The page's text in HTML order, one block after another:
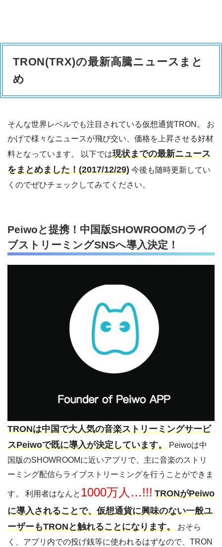
TRON(TRX)の最新高騰ニュースまと
め
そんな世界レベルでも注目されている仮想通貨TRON。 お
かげで様々なニュースが飛び交い、価格を上昇させる好材
料となっています。 以下では現状までの最新ニュース
をまとめました！(2017/12/29) 今後も随時更新してい
くのでぜひチェックしてみてください。
Peiwoと提携！中国版SHOWROOMのライ
ブストリーミングSNSへ導入決定！
TRONは中国で大人気の音楽ストリーミングサービ
スPeiwoで既に導入が決定しています。 Peiwoは中
国版のSHOWROOMに近いアプリで、主に音楽のストリ
ーミング配信らライブストリーミングを行うことができま
す。 利用者はなんと 1000万人…!!! TRONがPeiwo
に導入されることで、仮想通貨に興味のない一般ユ
ーザーもTRONと触れることになります。 おそら
く、アプリ内での投げ銭等に使われるはずなので、TRON